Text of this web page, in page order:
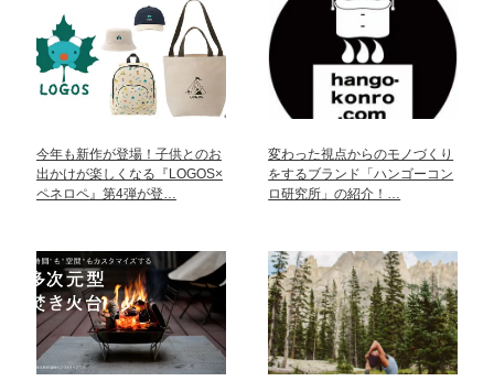
今年も新作が登場！子供とのお
出かけが楽しくなる『LOGOS×
ペネロペ』第4弾が登…
変わった視点からのモノづくり
をするブランド「ハンゴーコン
ロ研究所」の紹介！…